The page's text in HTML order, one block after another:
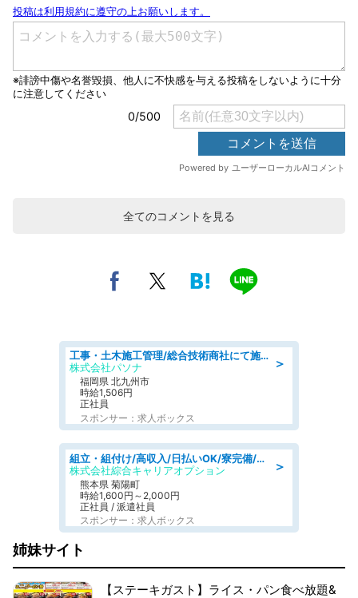
全てのコメントを見る
＞
工事・土木施工管理/総合技術商社にて施工管理のお仕事/即日勤務可/車通勤可/工事・土木施工管理/生産・品質管理
株式会社パソナ
福岡県 北九州市
時給1,506円
正社員
スポンサー：求人ボックス
＞
組立・組付け/高収入/日払いOK/寮完備/交替制/20・30・40代活躍中
株式会社綜合キャリアオプション
熊本県 菊陽町
時給1,600円～2,000円
正社員 / 派遣社員
スポンサー：求人ボックス
姉妹サイト
【ステーキガスト】ライス・パン食べ放題&